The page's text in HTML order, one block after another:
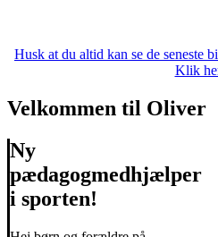
Husk at du altid kan se de seneste
Klik
Velkommen til Oliver
Ny
pædagogmedhjælper
i sporten!